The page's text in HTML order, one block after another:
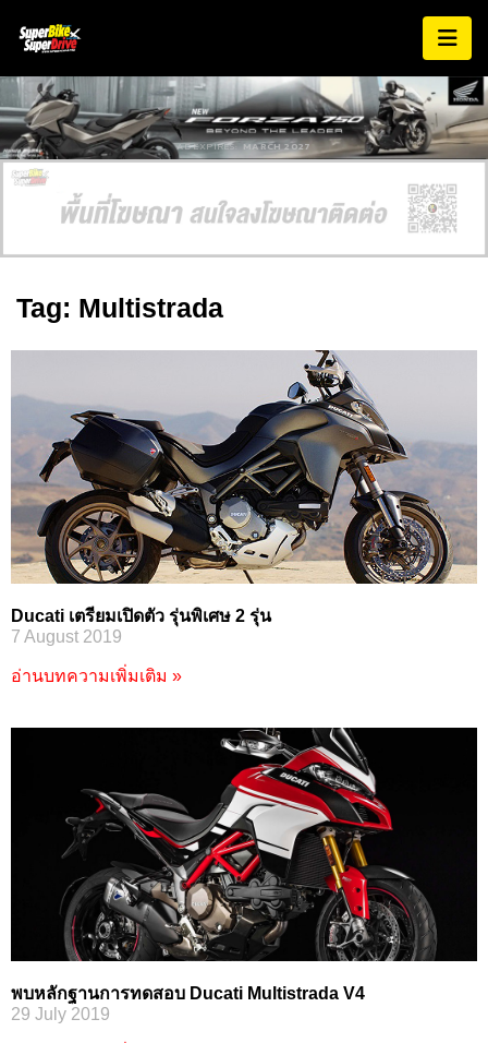
AD EXPIRES: MARCH 2027
Tag: Multistrada
Ducati เตรียมเปิดตัว รุ่นพิเศษ 2 รุ่น
7 August 2019
อ่านบทความเพิ่มเติม »
พบหลักฐานการทดสอบ Ducati Multistrada V4
29 July 2019